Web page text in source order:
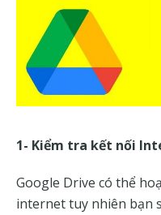
1- Kiểm tra kết nối
Google Drive có thể
internet tuy nhiên bạn